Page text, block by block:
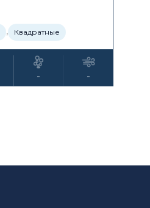
, Квадратные
- -